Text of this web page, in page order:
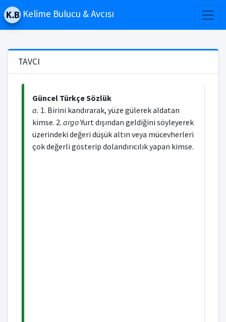
Kelime Bulucu & Avcısı
TAVCI
Güncel Türkçe Sözlük
a. 1. Birini kandırarak, yüze gülerek aldatan
kimse. 2. argoYurt dışından geldiğini söyleyerek
üzerindeki değeri düşük altın veya mücevherleri
çok değerli gösterip dolandırıcılık yapan kimse.